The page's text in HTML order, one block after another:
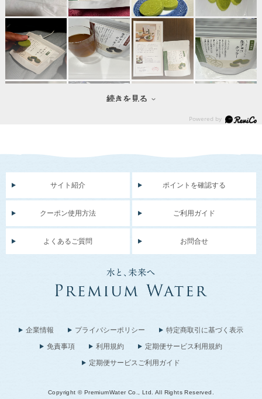
続きを見る
サイト紹介 ポイントを確認する
クーポン使用方法 ご利用ガイド
よくあるご質問 お問合せ
企業情報 プライバシーポリシー
特定商取引に基づく表示
免責事項
利用規約
定期便サービス利用規約
定期便サービスご利用ガイド
Copyright © PremiumWater Co., Ltd. All Rights Reserved.